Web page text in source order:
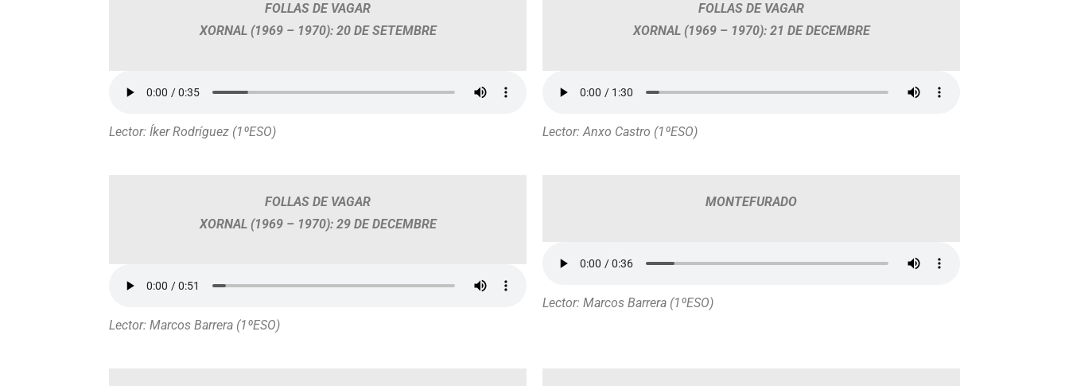
FOLLAS DE VAGAR
XORNAL (1969 – 1970): 20 DE SETEMBRE
Lector: Íker Rodríguez (1ºESO)
FOLLAS DE VAGAR
XORNAL (1969 – 1970): 21 DE DECEMBRE
Lector: Anxo Castro (1ºESO)
FOLLAS DE VAGAR
XORNAL (1969 – 1970): 29 DE DECEMBRE
Lector: Marcos Barrera (1ºESO)
MONTEFURADO
Lector: Marcos Barrera (1ºESO)